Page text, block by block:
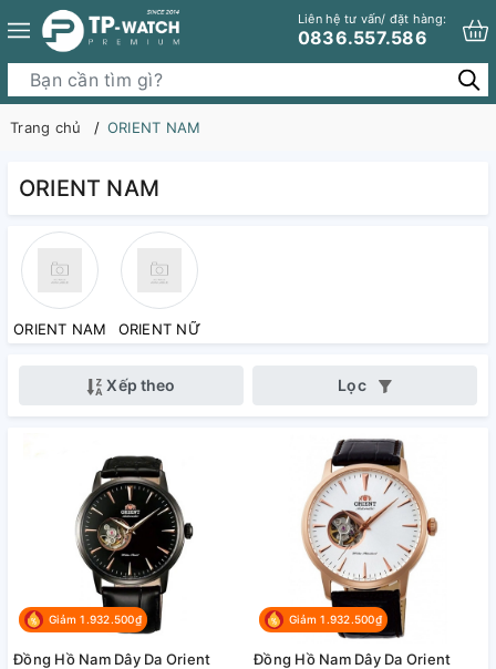
Liên hệ tư vấn/ đặt hàng:
0836.557.586
Trang chủ ORIENT NAM
ORIENT NAM
ORIENT NAM ORIENT NỮ
Xếp theo Lọc
Giảm 1.932.500₫
Đồng Hồ Nam Dây Da Orient
Giảm 1.932.500₫
Đồng Hồ Nam Dây Da Orient